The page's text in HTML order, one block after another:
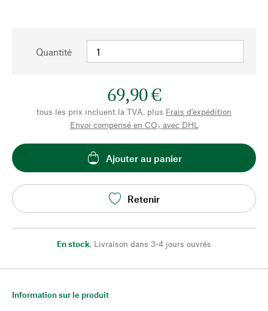
Quantité
69,90 €
tous les prix incluent la TVA, plus Frais d'expédition
Envoi compensé en CO₂ avec DHL
Ajouter au panier
Retenir
En stock, Livraison dans 3-4 jours ouvrés
Information sur le produit